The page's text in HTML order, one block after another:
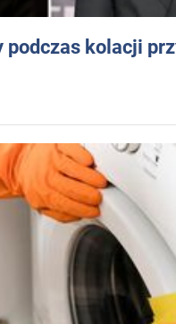
podczas kolacji